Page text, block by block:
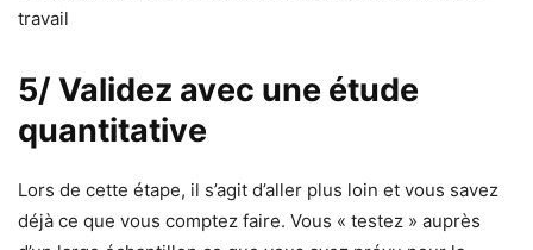
travail
5/ Validez avec une étude
quantitative
Lors de cette étape, il s’agit d’aller plus loin et vous savez
déjà ce que vous comptez faire. Vous « testez » auprès